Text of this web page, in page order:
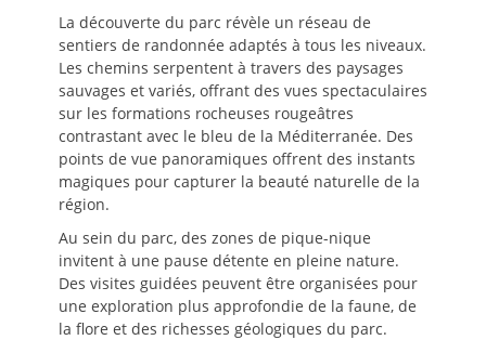
La découverte du parc révèle un réseau de
sentiers de randonnée adaptés à tous les niveaux.
Les chemins serpentent à travers des paysages
sauvages et variés, offrant des vues spectaculaires
sur les formations rocheuses rougeâtres
contrastant avec le bleu de la Méditerranée. Des
points de vue panoramiques offrent des instants
magiques pour capturer la beauté naturelle de la
région.
Au sein du parc, des zones de pique-nique
invitent à une pause détente en pleine nature.
Des visites guidées peuvent être organisées pour
une exploration plus approfondie de la faune, de
la flore et des richesses géologiques du parc.